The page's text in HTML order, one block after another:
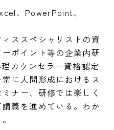
、PowerPoint、
ススペシャリストの資
ポイント等の企業内研
カウンセラー資格認定
に人間形成におけるス
ナー、研修では楽しく
義を進めている。わか